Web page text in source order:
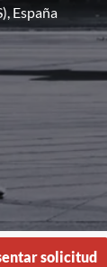
, España
solicitud